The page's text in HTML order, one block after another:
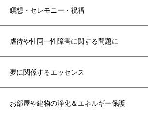
瞑想・セレモニー・祝福
虐待や性同一性障害に関する問題に
夢に関係するエッセンス
お部屋や建物の浄化＆エネルギー保護